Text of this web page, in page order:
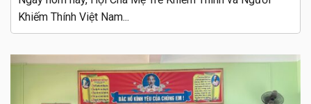
Khiếm Thính Việt Nam...